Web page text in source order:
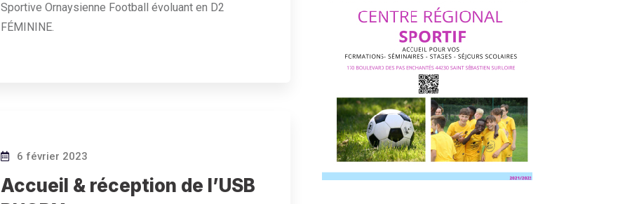
Sportive Ornaysienne Football évoluant en D2
FÉMININE.
6 février 2023
Accueil & réception de l’USB